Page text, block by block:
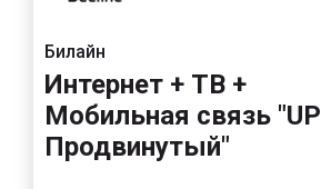
Билайн
Интернет + ТВ +
Мобильная связь "UP
Продвинутый"